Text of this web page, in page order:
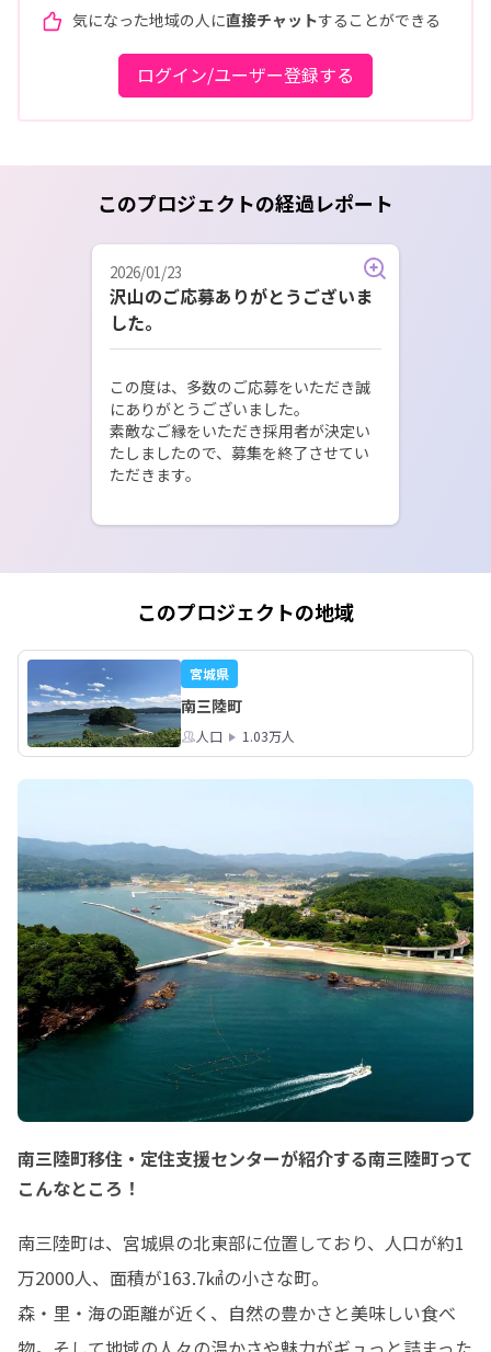
気になった地域の人に直接チャットすることができる
ログイン/ユーザー登録する
このプロジェクトの経過レポート
2026/01/23
沢山のご応募ありがとうございま
した。
この度は、多数のご応募をいただき誠
にありがとうございました。
素敵なご縁をいただき採用者が決定い
たしましたので、募集を終了させてい
ただきます。
このプロジェクトの地域
宮城県
南三陸町
人口 1.03万人
南三陸町移住・定住支援センターが紹介する南三陸町って
こんなところ！
南三陸町は、宮城県の北東部に位置しており、人口が約1
万2000人、面積が163.7㎢の小さな町。
森・里・海の距離が近く、自然の豊かさと美味しい食べ